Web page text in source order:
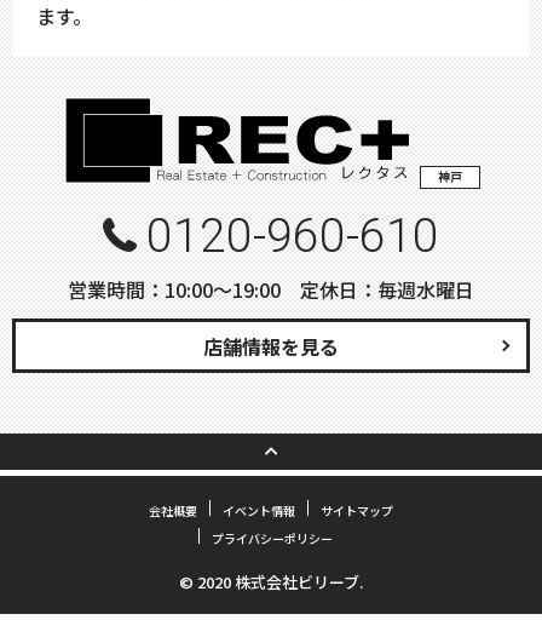
ます。
神戸
0120-960-610
営業時間：10:00〜19:00 定休日：毎週水曜日
店舗情報を見る
会社概要 イベント情報
サイトマップ
プライバシーポリシー
© 2020 株式会社ビリーブ.